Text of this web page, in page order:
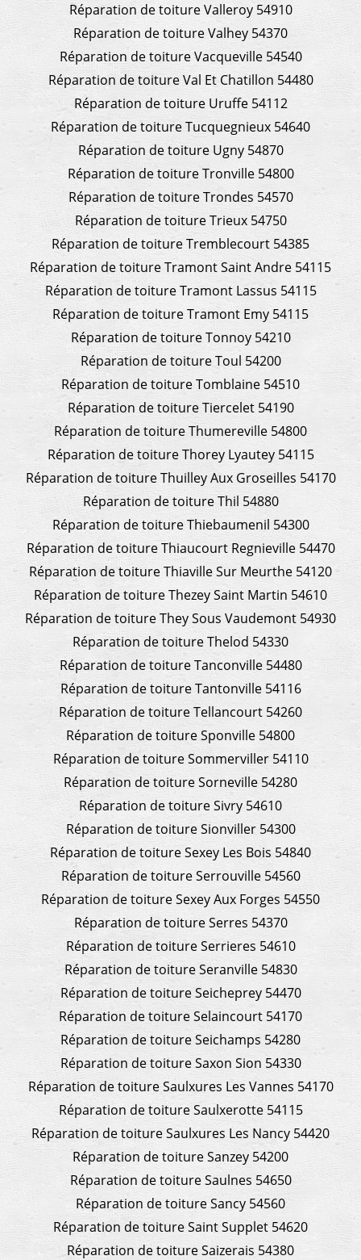
Réparation de toiture Valleroy 54910
Réparation de toiture Valhey 54370
Réparation de toiture Vacqueville 54540
Réparation de toiture Val Et Chatillon 54480
Réparation de toiture Uruffe 54112
Réparation de toiture Tucquegnieux 54640
Réparation de toiture Ugny 54870
Réparation de toiture Tronville 54800
Réparation de toiture Trondes 54570
Réparation de toiture Trieux 54750
Réparation de toiture Tremblecourt 54385
Réparation de toiture Tramont Saint Andre 54115
Réparation de toiture Tramont Lassus 54115
Réparation de toiture Tramont Emy 54115
Réparation de toiture Tonnoy 54210
Réparation de toiture Toul 54200
Réparation de toiture Tomblaine 54510
Réparation de toiture Tiercelet 54190
Réparation de toiture Thumereville 54800
Réparation de toiture Thorey Lyautey 54115
Réparation de toiture Thuilley Aux Groseilles 54170
Réparation de toiture Thil 54880
Réparation de toiture Thiebaumenil 54300
Réparation de toiture Thiaucourt Regnieville 54470
Réparation de toiture Thiaville Sur Meurthe 54120
Réparation de toiture Thezey Saint Martin 54610
Réparation de toiture They Sous Vaudemont 54930
Réparation de toiture Thelod 54330
Réparation de toiture Tanconville 54480
Réparation de toiture Tantonville 54116
Réparation de toiture Tellancourt 54260
Réparation de toiture Sponville 54800
Réparation de toiture Sommerviller 54110
Réparation de toiture Sorneville 54280
Réparation de toiture Sivry 54610
Réparation de toiture Sionviller 54300
Réparation de toiture Sexey Les Bois 54840
Réparation de toiture Serrouville 54560
Réparation de toiture Sexey Aux Forges 54550
Réparation de toiture Serres 54370
Réparation de toiture Serrieres 54610
Réparation de toiture Seranville 54830
Réparation de toiture Seicheprey 54470
Réparation de toiture Selaincourt 54170
Réparation de toiture Seichamps 54280
Réparation de toiture Saxon Sion 54330
Réparation de toiture Saulxures Les Vannes 54170
Réparation de toiture Saulxerotte 54115
Réparation de toiture Saulxures Les Nancy 54420
Réparation de toiture Sanzey 54200
Réparation de toiture Saulnes 54650
Réparation de toiture Sancy 54560
Réparation de toiture Saint Supplet 54620
Réparation de toiture Saizerais 54380